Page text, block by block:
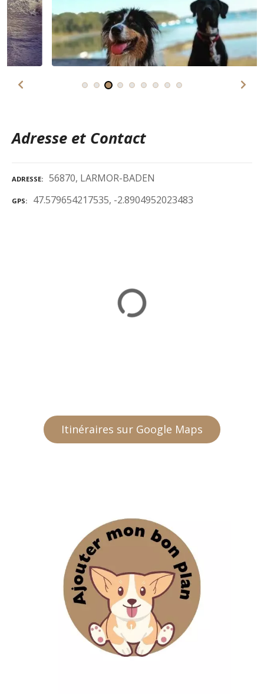
Adresse et Contact
ADRESSE 56870, LARMOR-BADEN
GPS 47.579654217535, -2.8904952023483
Itinéraires sur Google Maps